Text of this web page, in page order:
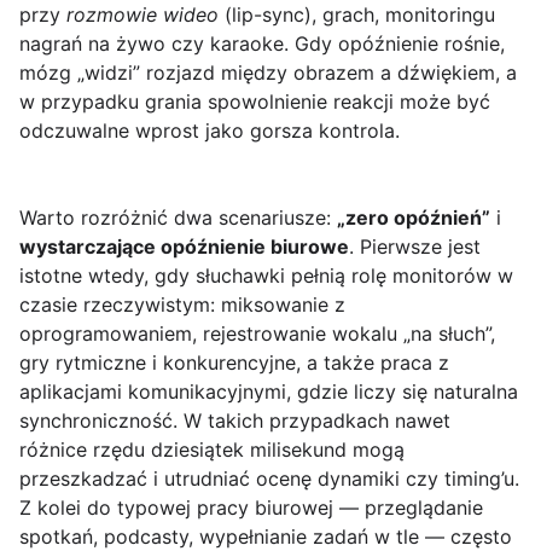
przy rozmowie wideo (lip-sync), grach, monitoringu
nagrań na żywo czy karaoke. Gdy opóźnienie rośnie,
mózg „widzi” rozjazd między obrazem a dźwiękiem, a
w przypadku grania spowolnienie reakcji może być
odczuwalne wprost jako gorsza kontrola.
Warto rozróżnić dwa scenariusze: „zero opóźnień” i
wystarczające opóźnienie biurowe. Pierwsze jest
istotne wtedy, gdy słuchawki pełnią rolę monitorów w
czasie rzeczywistym: miksowanie z
oprogramowaniem, rejestrowanie wokalu „na słuch”,
gry rytmiczne i konkurencyjne, a także praca z
aplikacjami komunikacyjnymi, gdzie liczy się naturalna
synchroniczność. W takich przypadkach nawet
różnice rzędu dziesiątek milisekund mogą
przeszkadzać i utrudniać ocenę dynamiki czy timing’u.
Z kolei do typowej pracy biurowej — przeglądanie
spotkań, podcasty, wypełnianie zadań w tle — często